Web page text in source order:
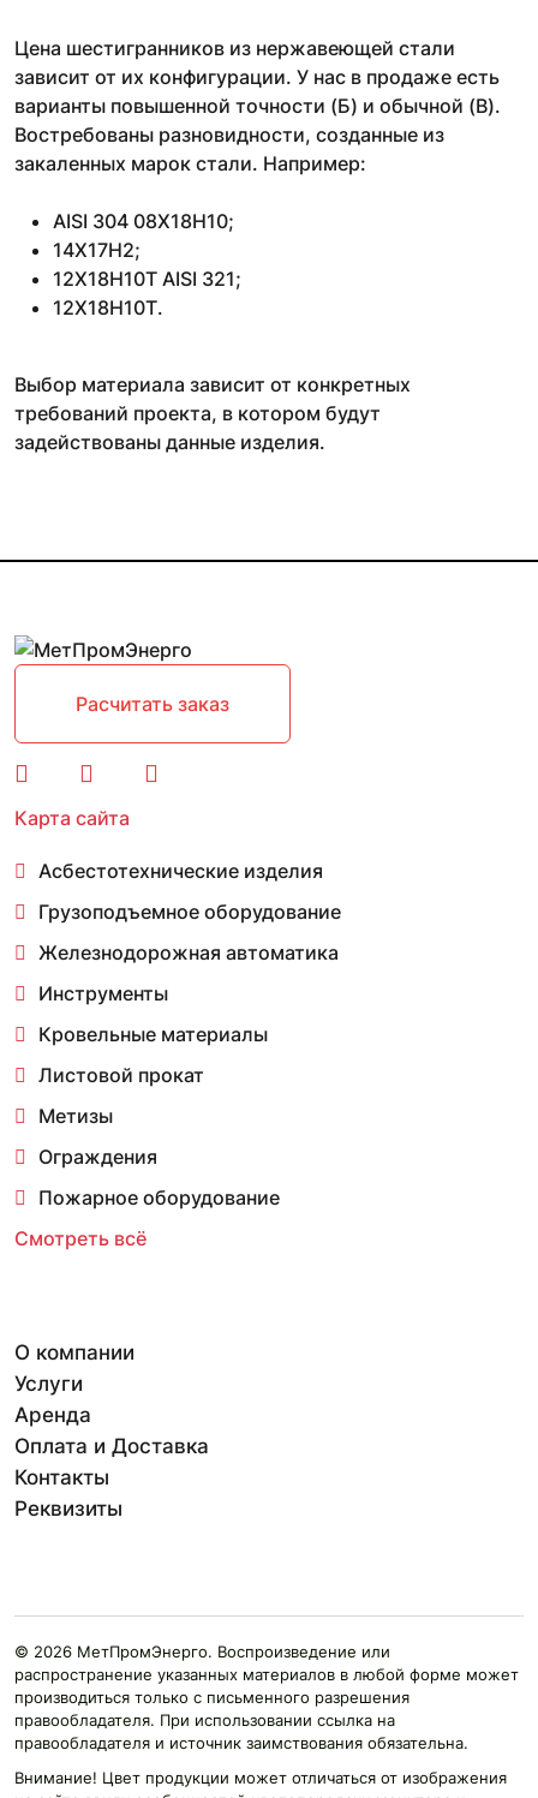
Цена шестигранников из нержавеющей стали
зависит от их конфигурации. У нас в продаже есть
варианты повышенной точности (Б) и обычной (В).
Востребованы разновидности, созданные из
закаленных марок стали. Например:
AISI 304 08Х18Н10;
14Х17Н2;
12Х18Н10Т AISI 321;
12Х18Н10Т.
Выбор материала зависит от конкретных
требований проекта, в котором будут
задействованы данные изделия.
Расчитать заказ
Карта сайта
Асбестотехнические изделия
Грузоподъемное оборудование
Железнодорожная автоматика
Инструменты
Кровельные материалы
Листовой прокат
Метизы
Ограждения
Пожарное оборудование
Смотреть всё
О компании
Услуги
Аренда
Оплата и Доставка
Контакты
Реквизиты
© 2026 МетПромЭнерго. Воспроизведение или
распространение указанных материалов в любой форме может
производиться только с письменного разрешения
правообладателя. При использовании ссылка на
правообладателя и источник заимствования обязательна.
Внимание! Цвет продукции может отличаться от изображения